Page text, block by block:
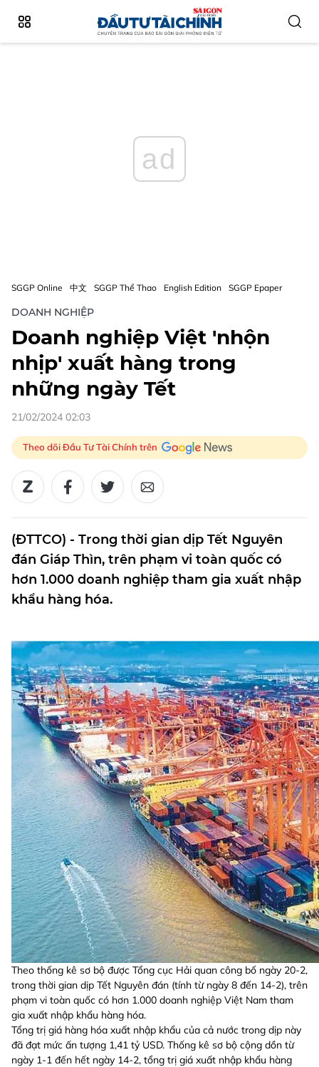
ad
SGGP Online 中文 SGGP Thể Thao English Edition SGGP Epaper
DOANH NGHIỆP
Doanh nghiệp Việt 'nhộn
nhịp' xuất hàng trong
những ngày Tết
21/02/2024 02:03
Theo dõi Đầu Tư Tài Chính trên
(ĐTTCO) - Trong thời gian dịp Tết Nguyên
đán Giáp Thìn, trên phạm vi toàn quốc có
hơn 1.000 doanh nghiệp tham gia xuất nhập
khẩu hàng hóa.
Theo thống kê sơ bộ được Tổng cục Hải quan công bố ngày 20-2,
trong thời gian dịp Tết Nguyên đán (tính từ ngày 8 đến 14-2), trên
phạm vi toàn quốc có hơn 1.000 doanh nghiệp Việt Nam tham
gia xuất nhập khẩu hàng hóa.
Tổng trị giá hàng hóa xuất nhập khẩu của cả nước trong dịp này
đã đạt mức ấn tượng 1,41 tỷ USD. Thống kê sơ bộ cộng dồn từ
ngày 1-1 đến hết ngày 14-2, tổng trị giá xuất nhập khẩu hàng